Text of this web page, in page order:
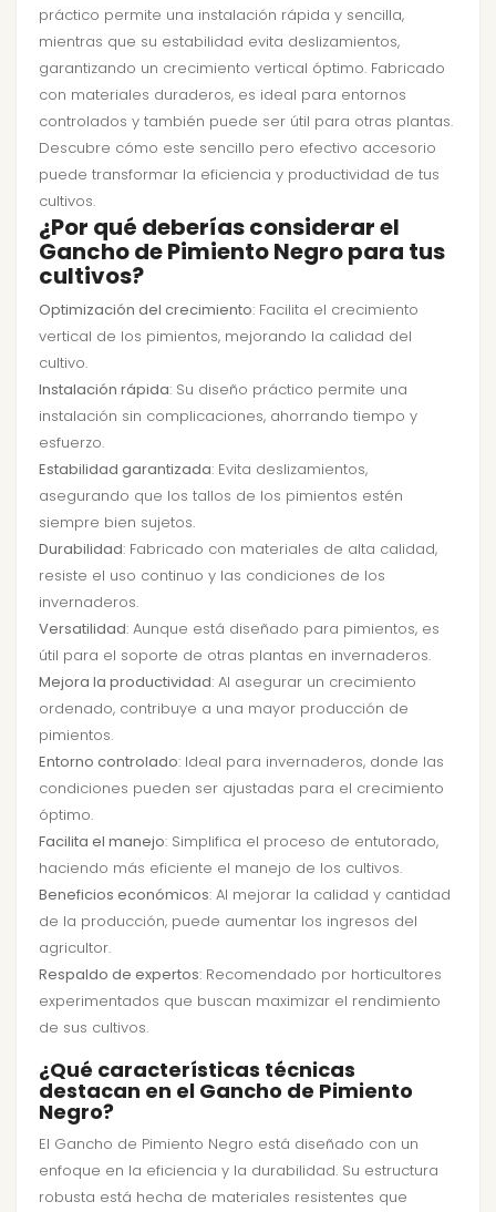
práctico permite una instalación rápida y sencilla,
mientras que su estabilidad evita deslizamientos,
garantizando un crecimiento vertical óptimo. Fabricado
con materiales duraderos, es ideal para entornos
controlados y también puede ser útil para otras plantas.
Descubre cómo este sencillo pero efectivo accesorio
puede transformar la eficiencia y productividad de tus
cultivos.
¿Por qué deberías considerar el
Gancho de Pimiento Negro para tus
cultivos?
Optimización del crecimiento: Facilita el crecimiento
vertical de los pimientos, mejorando la calidad del
cultivo.
Instalación rápida: Su diseño práctico permite una
instalación sin complicaciones, ahorrando tiempo y
esfuerzo.
Estabilidad garantizada: Evita deslizamientos,
asegurando que los tallos de los pimientos estén
siempre bien sujetos.
Durabilidad: Fabricado con materiales de alta calidad,
resiste el uso continuo y las condiciones de los
invernaderos.
Versatilidad: Aunque está diseñado para pimientos, es
útil para el soporte de otras plantas en invernaderos.
Mejora la productividad: Al asegurar un crecimiento
ordenado, contribuye a una mayor producción de
pimientos.
Entorno controlado: Ideal para invernaderos, donde las
condiciones pueden ser ajustadas para el crecimiento
óptimo.
Facilita el manejo: Simplifica el proceso de entutorado,
haciendo más eficiente el manejo de los cultivos.
Beneficios económicos: Al mejorar la calidad y cantidad
de la producción, puede aumentar los ingresos del
agricultor.
Respaldo de expertos: Recomendado por horticultores
experimentados que buscan maximizar el rendimiento
de sus cultivos.
¿Qué características técnicas
destacan en el Gancho de Pimiento
Negro?
El Gancho de Pimiento Negro está diseñado con un
enfoque en la eficiencia y la durabilidad. Su estructura
robusta está hecha de materiales resistentes que